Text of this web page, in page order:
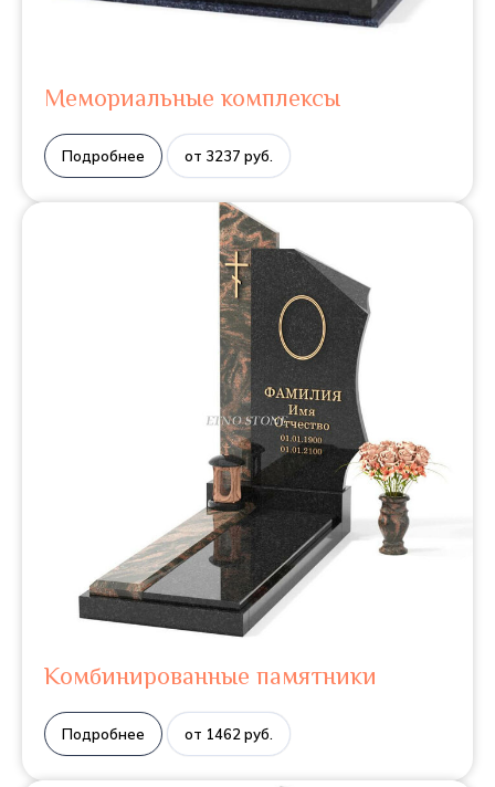
Мемориальные комплексы
Подробнее от 3237 руб.
Комбинированные памятники
Подробнее от 1462 руб.